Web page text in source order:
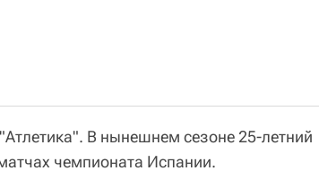
В нынешнем сезоне 25-летний
чемпионата Испании.